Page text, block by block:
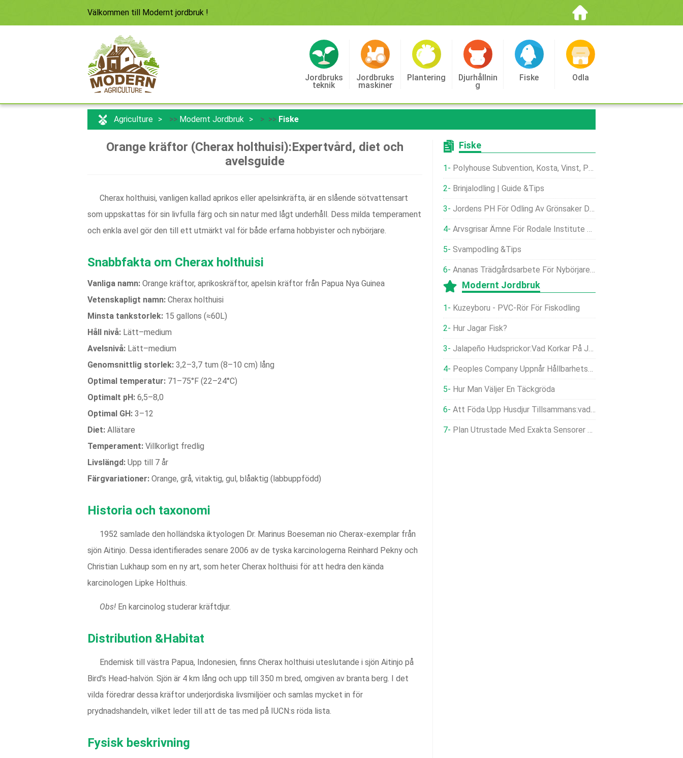
Välkommen till Modernt jordbruk !
Jordbruks
Teknik
Jordbruks
Maskiner
Plantering Djurhållnin
G
Fiske Odla
Agriculture >> Modernt Jordbruk > >> Fiske
Orange kräftor (Cherax holthuisi):Expertvård, diet och
avelsguide
Cherax holthuisi, vanligen kallad aprikos eller apelsinkräfta, är en slående sötvattensart
som uppskattas för sin livfulla färg och sin natur med lågt underhåll. Dess milda temperament
och enkla avel gör den till ett utmärkt val för både erfarna hobbyister och nybörjare.
Snabbfakta om Cherax holthuisi
Vanliga namn: Orange kräftor, aprikoskräftor, apelsin kräftor från Papua Nya Guinea
Vetenskapligt namn: Cherax holthuisi
Minsta tankstorlek: 15 gallons (≈60L)
Håll nivå: Lätt–medium
Avelsnivå: Lätt–medium
Genomsnittlig storlek: 3,2–3,7 tum (8–10 cm) lång
Optimal temperatur: 71–75°F (22–24°C)
Optimalt pH: 6,5–8,0
Optimal GH: 3–12
Diet: Allätare
Temperament: Villkorligt fredlig
Livslängd: Upp till 7 år
Färgvariationer: Orange, grå, vitaktig, gul, blåaktig (labbuppfödd)
Historia och taxonomi
1952 samlade den holländska iktyologen Dr. Marinus Boeseman nio Cherax-exemplar från
sjön Aitinjo. Dessa identifierades senare 2006 av de tyska karcinologerna Reinhard Pekny och
Christian Lukhaup som en ny art, som heter Cherax holthuisi för att hedra den kända
karcinologen Lipke Holthuis.
Obs! En karcinolog studerar kräftdjur.
Distribution &Habitat
Endemisk till västra Papua, Indonesien, finns Cherax holthuisi uteslutande i sjön Aitinjo på
Bird's Head-halvön. Sjön är 4 km lång och upp till 350 m bred, omgiven av branta berg. I det
vilda föredrar dessa kräftor underjordiska livsmiljöer och samlas mycket in för
prydnadshandeln, vilket leder till att de tas med på IUCN:s röda lista.
Fysisk beskrivning
Fiske
Polyhouse Subvention, Kosta, Vinst, Projekt Rapport
Brinjalodling | Guide &Tips
Jordens PH För Odling Av Grönsaker Diagram Med Detaljer
Arvsgrisar Ämne För Rodale Institute Seminar
Svampodling &tips
Ananas Trädgårdsarbete För Nybörjare, Hur Man Börjar
Modernt Jordbruk
Kuzeyboru - PVC-Rör För Fiskodling
Hur Jagar Fisk?
Jalapeño Hudsprickor:Vad Korkar På Jalapeño Paprika
Peoples Company Uppnår Hållbarhetscertifiering
Hur Man Väljer En Täckgröda
Att Föda Upp Husdjur Tillsammans:vad Som Fungerar Och Vad Som Inte Fungerar!
Plan Utrustade Med Exakta Sensorer Kan Mäta Gödselnivåer Genom Att Flyga Över Gårdar